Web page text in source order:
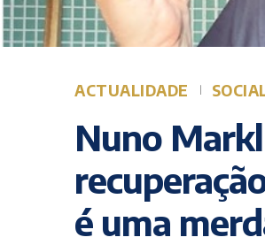
ACTUALIDADE
Nuno
é uma